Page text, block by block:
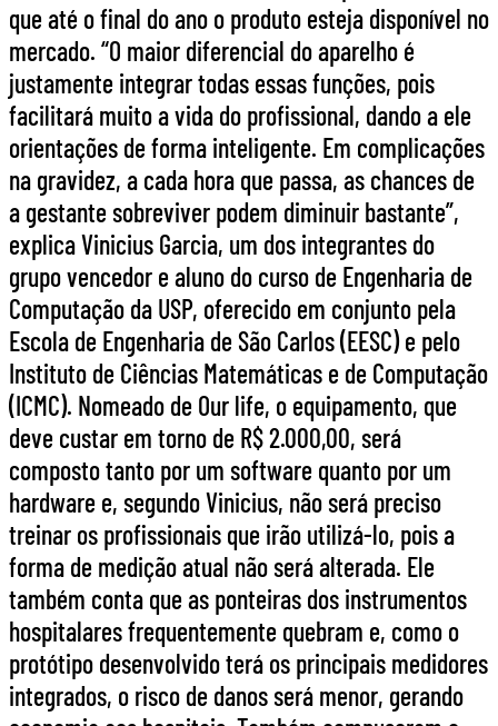
que até o final do ano o produto esteja disponível no
mercado. “O maior diferencial do aparelho é
justamente integrar todas essas funções, pois
facilitará muito a vida do profissional, dando a ele
orientações de forma inteligente. Em complicações
na gravidez, a cada hora que passa, as chances de
a gestante sobreviver podem diminuir bastante”,
explica Vinicius Garcia, um dos integrantes do
grupo vencedor e aluno do curso de Engenharia de
Computação da USP, oferecido em conjunto pela
Escola de Engenharia de São Carlos (EESC) e pelo
Instituto de Ciências Matemáticas e de Computação
(ICMC). Nomeado de Our life, o equipamento, que
deve custar em torno de R$ 2.000,00, será
composto tanto por um software quanto por um
hardware e, segundo Vinicius, não será preciso
treinar os profissionais que irão utilizá-lo, pois a
forma de medição atual não será alterada. Ele
também conta que as ponteiras dos instrumentos
hospitalares frequentemente quebram e, como o
protótipo desenvolvido terá os principais medidores
integrados, o risco de danos será menor, gerando